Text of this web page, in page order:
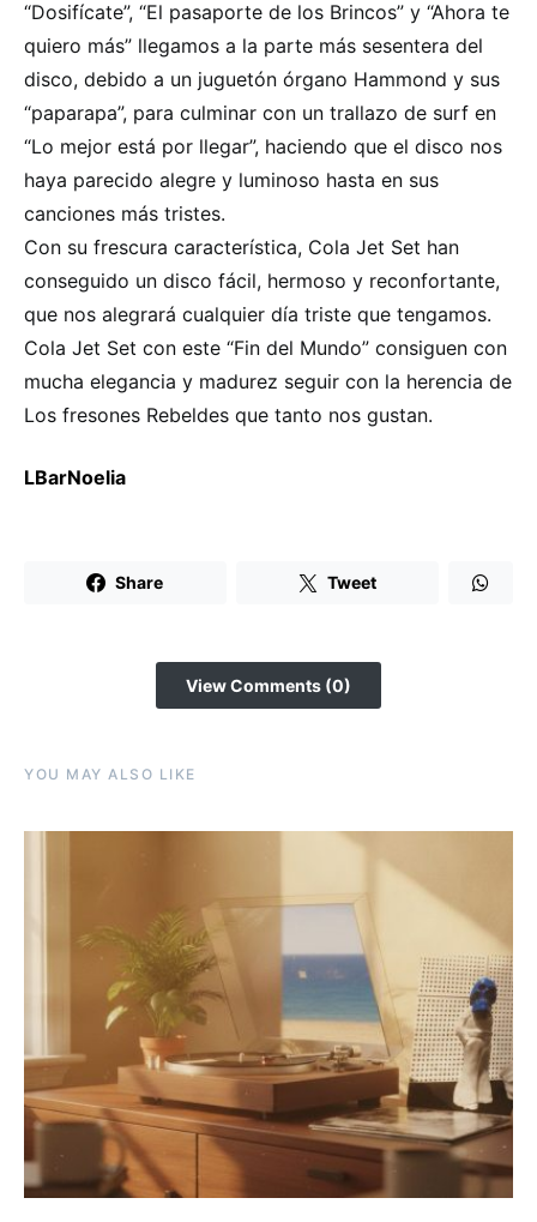
“Dosifícate”, “El pasaporte de los Brincos” y “Ahora te
quiero más” llegamos a la parte más sesentera del
disco, debido a un juguetón órgano Hammond y sus
“paparapa”, para culminar con un trallazo de surf en
“Lo mejor está por llegar”, haciendo que el disco nos
haya parecido alegre y luminoso hasta en sus
canciones más tristes.
Con su frescura característica, Cola Jet Set han
conseguido un disco fácil, hermoso y reconfortante,
que nos alegrará cualquier día triste que tengamos.
Cola Jet Set con este “Fin del Mundo” consiguen con
mucha elegancia y madurez seguir con la herencia de
Los fresones Rebeldes que tanto nos gustan.
LBarNoelia
Share Tweet
View Comments (0)
YOU MAY ALSO LIKE